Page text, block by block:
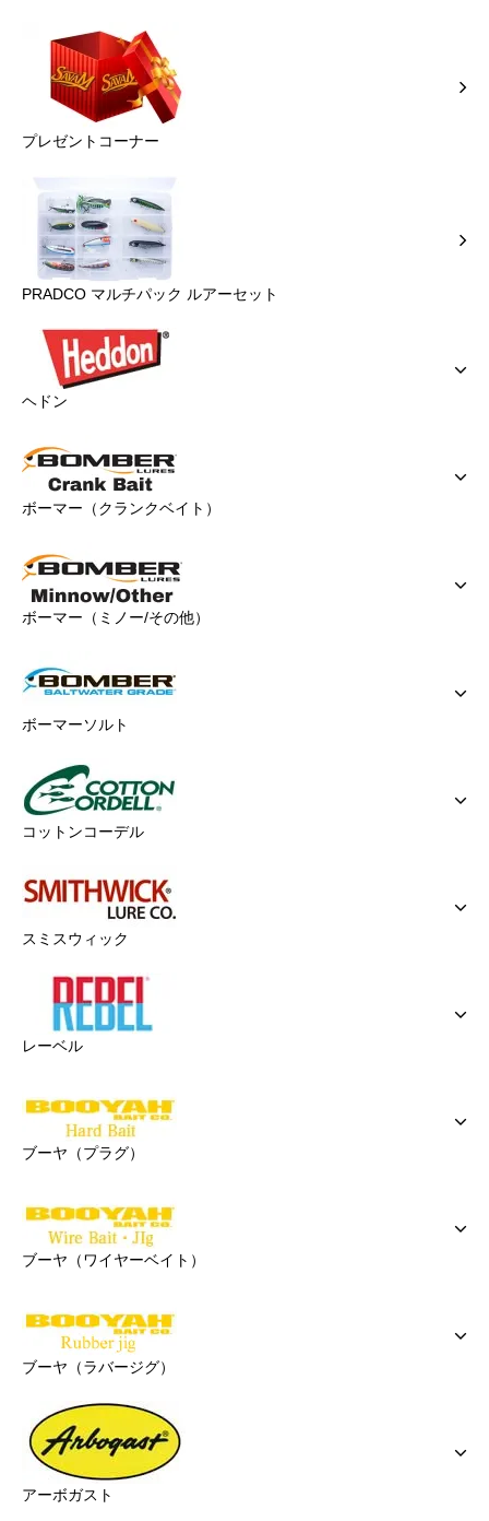
プレゼントコーナー
PRADCO マルチパック ルアーセット
ヘドン
ボーマー（クランクベイト）
ボーマー（ミノー/その他）
ボーマーソルト
コットンコーデル
スミスウィック
レーベル
ブーヤ（プラグ）
ブーヤ（ワイヤーベイト）
ブーヤ（ラバージグ）
アーボガスト